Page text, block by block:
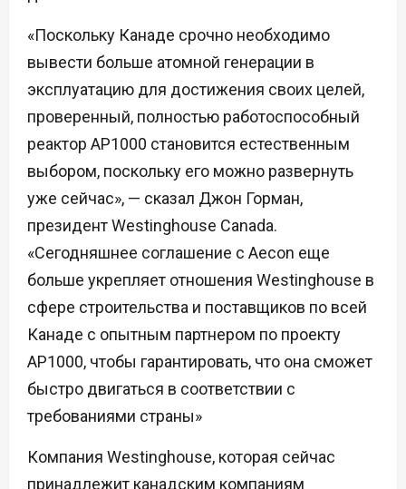
«Поскольку Канаде срочно необходимо
вывести больше атомной генерации в
эксплуатацию для достижения своих целей,
проверенный, полностью работоспособный
реактор AP1000 становится естественным
выбором, поскольку его можно развернуть
уже сейчас», — сказал Джон Горман,
президент Westinghouse Canada.
«Сегодняшнее соглашение с Aecon еще
больше укрепляет отношения Westinghouse в
сфере строительства и поставщиков по всей
Канаде с опытным партнером по проекту
AP1000, чтобы гарантировать, что она сможет
быстро двигаться в соответствии с
требованиями страны»
Компания Westinghouse, которая сейчас
принадлежит канадским компаниям